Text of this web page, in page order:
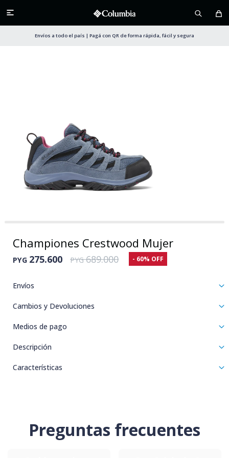

Envíos a todo el país | Pagá con QR de forma rápida, fácil y segura
Championes Crestwood Mujer
PYG 275.600 PYG 689.000 60
Envíos
Cambios y Devoluciones
Medios de pago
Descripción
Características
Preguntas frecuentes